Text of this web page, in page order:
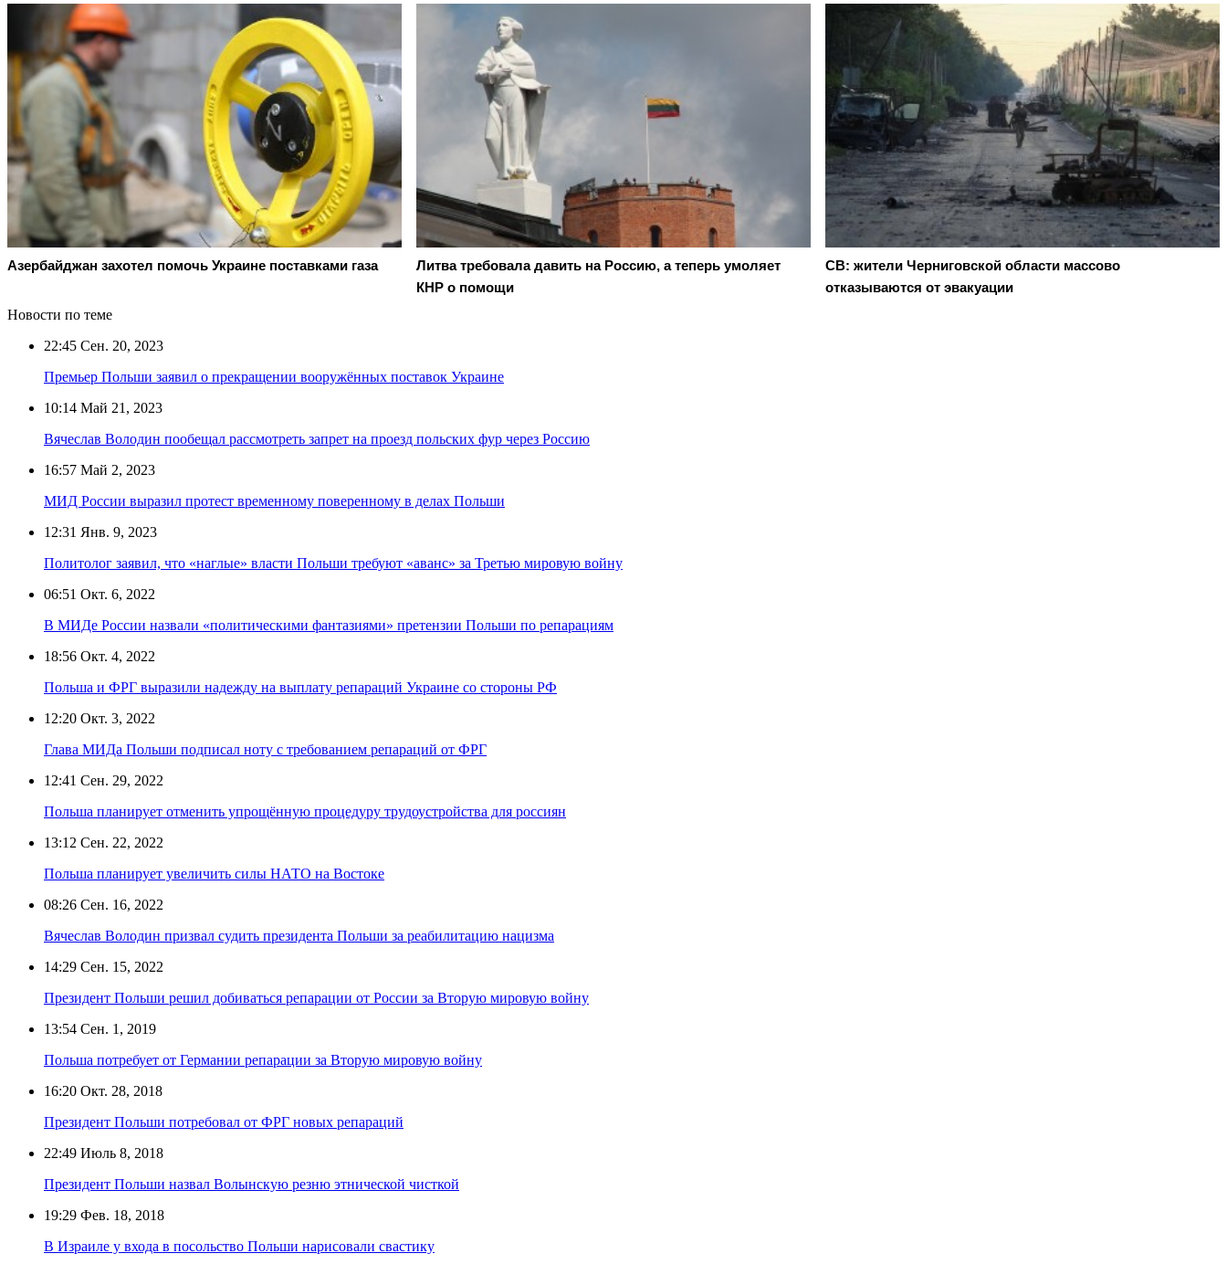
Азербайджан захотел помочь Украине поставками газа
Литва требовала давить на Россию, а теперь умоляет
КНР о помощи
СВ: жители Черниговской области массово
отказываются от эвакуации
Новости по теме
22:45 Сен. 20, 2023
Премьер Польши заявил о прекращении вооружённых поставок Украине
10:14 Май 21, 2023
Вячеслав Володин пообещал рассмотреть запрет на проезд польских фур через Россию
16:57 Май 2, 2023
МИД России выразил протест временному поверенному в делах Польши
12:31 Янв. 9, 2023
Политолог заявил, что «наглые» власти Польши требуют «аванс» за Третью мировую войну
06:51 Окт. 6, 2022
В МИДе России назвали «политическими фантазиями» претензии Польши по репарациям
18:56 Окт. 4, 2022
Польша и ФРГ выразили надежду на выплату репараций Украине со стороны РФ
12:20 Окт. 3, 2022
Глава МИДа Польши подписал ноту с требованием репараций от ФРГ
12:41 Сен. 29, 2022
Польша планирует отменить упрощённую процедуру трудоустройства для россиян
13:12 Сен. 22, 2022
Польша планирует увеличить силы НАТО на Востоке
08:26 Сен. 16, 2022
Вячеслав Володин призвал судить президента Польши за реабилитацию нацизма
14:29 Сен. 15, 2022
Президент Польши решил добиваться репарации от России за Вторую мировую войну
13:54 Сен. 1, 2019
Польша потребует от Германии репарации за Вторую мировую войну
16:20 Окт. 28, 2018
Президент Польши потребовал от ФРГ новых репараций
22:49 Июль 8, 2018
Президент Польши назвал Волынскую резню этнической чисткой
19:29 Фев. 18, 2018
В Израиле у входа в посольство Польши нарисовали свастику